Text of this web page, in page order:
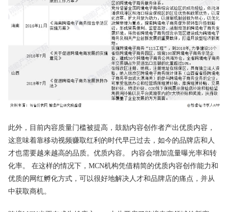
此外，目前内容质量门槛被提高，鼓励内容创作者产出优质内容，
这意味着靠移动视频赚取红利的时代早已过去，如今的品牌店和人
才也需要越来越高的品质。优质内容。 内容会增加流量曝光率和转
化率。 在这样的情况下，MCN机构凭借精简的优质内容创作能力和
优质的网红孵化方式，可以很好地解决人才和品牌店的痛点，并从
中获取商机。